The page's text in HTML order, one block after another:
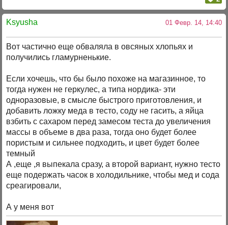
Ksyusha 01 Февр. 14, 14:40
Вот частично еще обваляла в овсяных хлопьях и
получились гламурненькие.
Если хочешь, что бы было похоже на магазинное, то
тогда нужен не геркулес, а типа нордика- эти
одноразовые, в смысле быстрого приготовления, и
добавить ложку меда в тесто, соду не гасить, а яйца
взбить с сахаром перед замесом теста до увеличения
массы в объеме в два раза, тогда оно будет более
пористым и сильнее подходить, и цвет будет более
темный
А ,еще ,я выпекала сразу, а второй вариант, нужно тесто
еще подержать часок в холодильнике, чтобы мед и сода
среагировали,
А у меня вот